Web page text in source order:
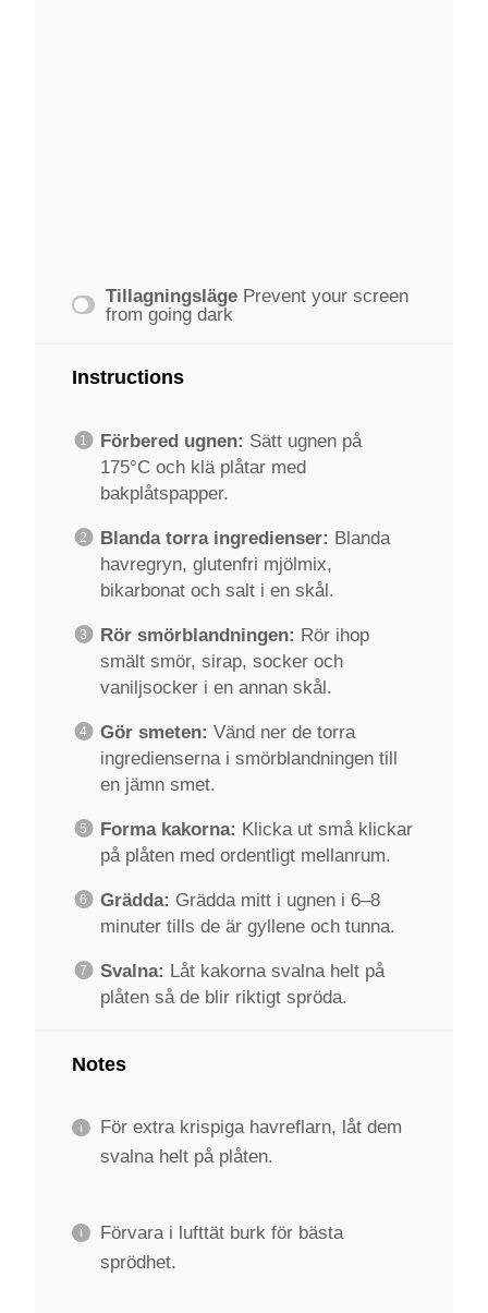
Tillagningsläge Prevent your screen
from going dark
Instructions
Förbered ugnen: Sätt ugnen på
175°C och klä plåtar med
bakplåtspapper.
Blanda torra ingredienser: Blanda
havregryn, glutenfri mjölmix,
bikarbonat och salt i en skål.
Rör smörblandningen: Rör ihop
smält smör, sirap, socker och
vaniljsocker i en annan skål.
Gör smeten: Vänd ner de torra
ingredienserna i smörblandningen till
en jämn smet.
Forma kakorna: Klicka ut små klickar
på plåten med ordentligt mellanrum.
Grädda: Grädda mitt i ugnen i 6–8
minuter tills de är gyllene och tunna.
Svalna: Låt kakorna svalna helt på
plåten så de blir riktigt spröda.
Notes
För extra krispiga havreflarn, låt dem
svalna helt på plåten.
Förvara i lufttät burk för bästa
sprödhet.